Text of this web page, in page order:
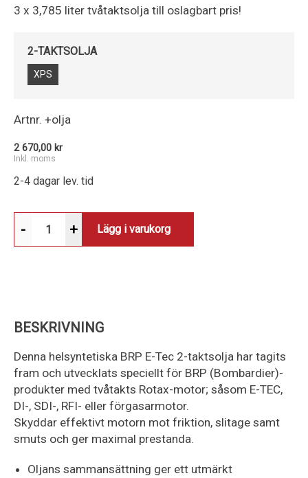
3 x 3,785 liter tvåtaktsolja till oslagbart pris!
2-TAKTSOLJA
XPS
Artnr. +olja
2 670,00 kr
Inkl. moms
2-4 dagar lev. tid
- + Lägg i varukorg
BESKRIVNING
Denna helsyntetiska BRP E-Tec 2-taktsolja har tagits
fram och utvecklats speciellt för BRP (Bombardier)-
produkter med tvåtakts Rotax-motor; såsom E-TEC,
DI-, SDI-, RFI- eller förgasarmotor.
Skyddar effektivt motorn mot friktion, slitage samt
smuts och ger maximal prestanda.
Oljans sammansättning ger ett utmärkt